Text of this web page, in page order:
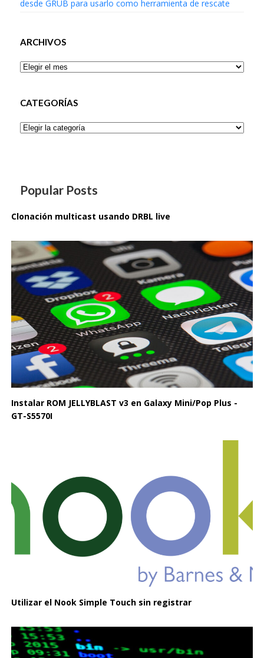
desde GRUB para usarlo como herramienta de rescate
ARCHIVOS
Archivos
CATEGORÍAS
Categorías
Popular Posts
Clonación multicast usando DRBL live
Instalar ROM JELLYBLAST v3 en Galaxy Mini/Pop Plus -
GT-S5570I
Utilizar el Nook Simple Touch sin registrar